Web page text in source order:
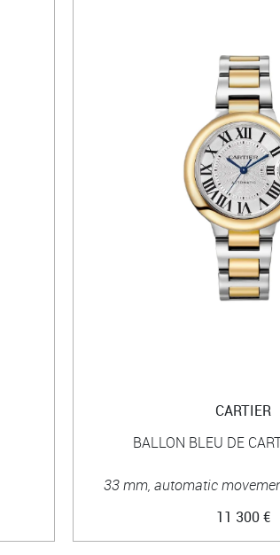
CARTIER
BALLON BLEU DE
33 mm, automatic
11 300 €